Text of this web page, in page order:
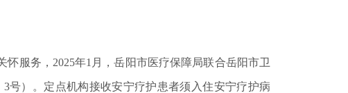
服务，2025年1月，岳阳市医疗保障局联合岳阳市卫
号）。定点机构接收安宁疗护患者须入住安宁疗护病